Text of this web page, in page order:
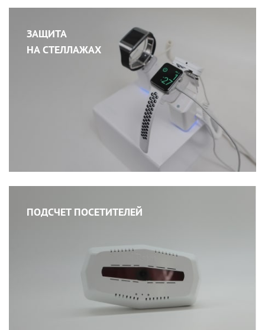
ЗАЩИТА
НА СТЕЛЛАЖАХ
ПОДСЧЕТ ПОСЕТИТЕЛЕЙ